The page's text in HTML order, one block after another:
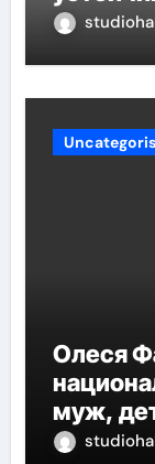
Олеся
муж,